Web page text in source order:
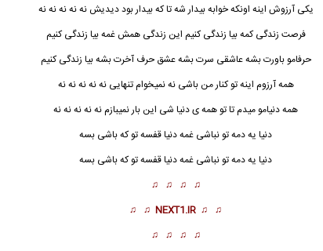
یکی آرزوش اینه اونکه خوابه بیدار شه تا که بیدار بود دیدیش نه نه نه نه نه
فرصت زندگی کمه بیا زندگیکنیم این زندگی همش غمه بیا زندگی کنیم
حرفامو باورت بشه عاشقی سرت بشه عشق حرف آخرت بشهبیا زندگی کنیم
همه آرزوم اینه تو کنار من باشی نه نمیخوام تنهایی نه نه نه نه نه
همه دنیامو میدم تا تو همه ی دنیا شی این بار نمیبازم نه نه نه نه نه
دنیا یه دمه تو نباشی غمه دنیا قفسه تو که باشی بسه
دنیا یه دمه تو نباشی غمه دنیا قفسه تو که باشی بسه
♫ ♫ ♫ ♫
♫ ♫
NEXT1.IR
♫ ♫
♫ ♫ ♫ ♫